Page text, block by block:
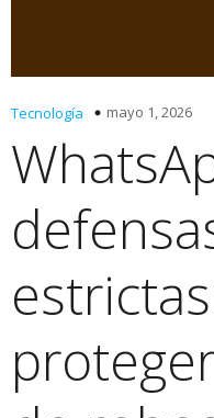
Tecnología mayo 1, 2026